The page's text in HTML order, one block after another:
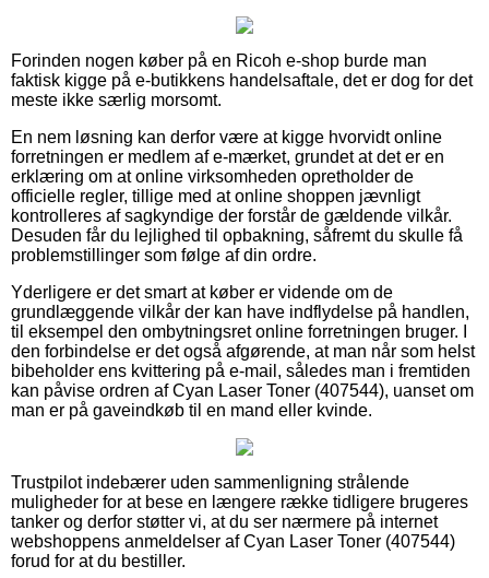
Forinden nogen køber på en Ricoh e-shop burde man
faktisk kigge på e-butikkens handelsaftale, det er dog for det
meste ikke særlig morsomt.
En nem løsning kan derfor være at kigge hvorvidt online
forretningen er medlem af e-mærket, grundet at det er en
erklæring om at online virksomheden opretholder de
officielle regler, tillige med at online shoppen jævnligt
kontrolleres af sagkyndige der forstår de gældende vilkår.
Desuden får du lejlighed til opbakning, såfremt du skulle få
problemstillinger som følge af din ordre.
Yderligere er det smart at køber er vidende om de
grundlæggende vilkår der kan have indflydelse på handlen,
til eksempel den ombytningsret online forretningen bruger. I
den forbindelse er det også afgørende, at man når som helst
bibeholder ens kvittering på e-mail, således man i fremtiden
kan påvise ordren af Cyan Laser Toner (407544), uanset om
man er på gaveindkøb til en mand eller kvinde.
Trustpilot indebærer uden sammenligning strålende
muligheder for at bese en længere række tidligere brugeres
tanker og derfor støtter vi, at du ser nærmere på internet
webshoppens anmeldelser af Cyan Laser Toner (407544)
forud for at du bestiller.